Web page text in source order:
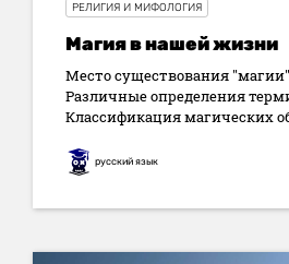
РЕЛИГИЯ И МИФОЛОГИЯ
Магия в нашей жизни
Место существования
Различные определения
Классификация магических
русский язык